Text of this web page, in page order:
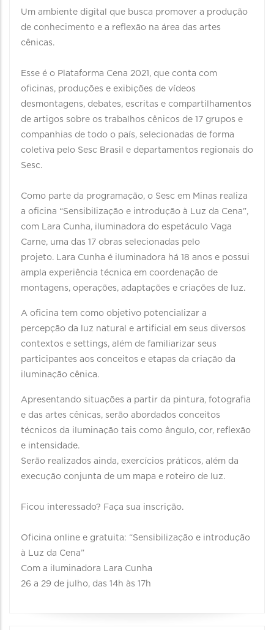
Um ambiente digital que busca promover a produção
de conhecimento e a reflexão na área das artes
cênicas.
Esse é o Plataforma Cena 2021, que conta com
oficinas, produções e exibições de vídeos
desmontagens, debates, escritas e compartilhamentos
de artigos sobre os trabalhos cênicos de 17 grupos e
companhias de todo o país, selecionadas de forma
coletiva pelo Sesc Brasil e departamentos regionais do
Sesc.
Como parte da programação, o Sesc em Minas realiza
a oficina “Sensibilização e introdução à Luz da Cena”,
com Lara Cunha, iluminadora do espetáculo Vaga
Carne, uma das 17 obras selecionadas pelo
projeto. Lara Cunha é iluminadora há 18 anos e possui
ampla experiência técnica em coordenação de
montagens, operações, adaptações e criações de luz.
A oficina tem como objetivo potencializar a
percepção da luz natural e artificial em seus diversos
contextos e settings, além de familiarizar seus
participantes aos conceitos e etapas da criação da
iluminação cênica.
Apresentando situações a partir da pintura, fotografia
e das artes cênicas, serão abordados conceitos
técnicos da iluminação tais como ângulo, cor, reflexão
e intensidade.
Serão realizados ainda, exercícios práticos, além da
execução conjunta de um mapa e roteiro de luz.
Ficou interessado? Faça sua inscrição.
Oficina online e gratuita: “Sensibilização e introdução
à Luz da Cena”
Com a iluminadora Lara Cunha
26 a 29 de julho, das 14h às 17h